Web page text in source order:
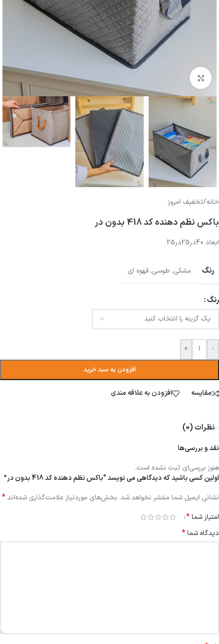
بزرگنمایی تصویر
خانه/تخفیف امروز
باکس نظم دهنده کد 418 بدون در
ابعاد 40در25در25
رنگ مشکی, طوسی,قهوه ای
رنگ
-
+
افزودن به سبد خرید
مقایسه افزودن به علاقه مندی
نظرات (0)
نقد و بررسی‌ها
هنوز بررسی‌ای ثبت نشده است.
اولین کسی باشید که دیدگاهی می نویسد “باکس نظم دهنده کد 418 بدون در”
نشانی ایمیل شما منتشر نخواهد شد. بخش‌های موردنیاز علامت‌گذاری شده‌اند*
امتیاز شما*
دیدگاه شما*